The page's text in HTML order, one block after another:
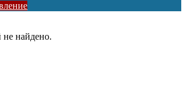
не найдено.